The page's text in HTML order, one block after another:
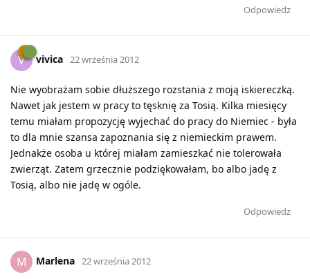
Odpowiedz
V vivica 22 września 2012
Nie wyobrażam sobie dłuższego rozstania z moją iskiereczką.
Nawet jak jestem w pracy to tęsknię za Tosią. Kilka miesięcy
temu miałam propozycję wyjechać do pracy do Niemiec - była
to dla mnie szansa zapoznania się z niemieckim prawem.
Jednakże osoba u której miałam zamieszkać nie tolerowała
zwierząt. Zatem grzecznie podziękowałam, bo albo jadę z
Tosią, albo nie jadę w ogóle.
Odpowiedz
M Marlena 22 września 2012